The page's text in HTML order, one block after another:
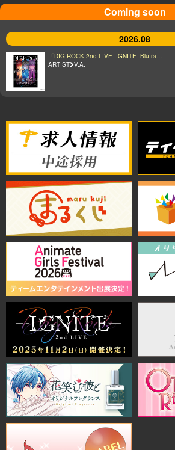
Coming soon
2026.08
「DIG-ROCK 2nd LIVE -IGNITE- Blu-ra…
ARTIST V.A.